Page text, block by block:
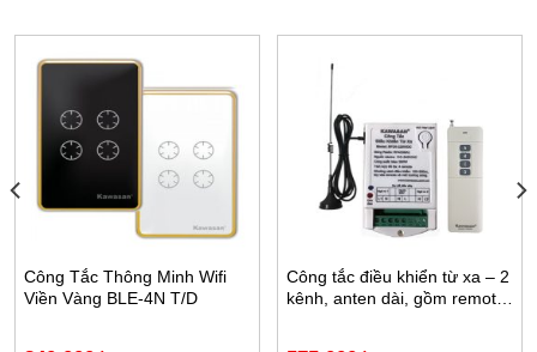
Công Tắc Thông Minh Wifi
Viền Vàng BLE-4N T/D
Công tắc điều khiển từ xa – 2
kênh, anten dài, gồm remote,